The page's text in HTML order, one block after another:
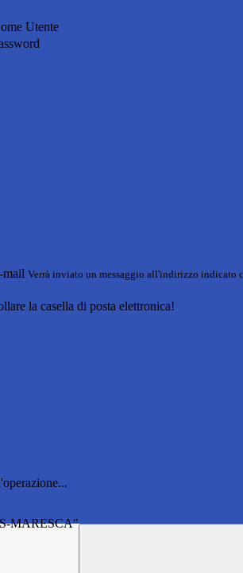
Utente
mail Verrà inviato un messaggio all'indirizzo indicato
la casella di posta elettronica!